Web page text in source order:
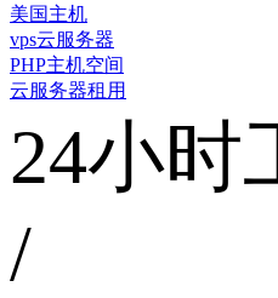
美国主机
vps云服务器
PHP主机空间
云服务器租用
24小时
/